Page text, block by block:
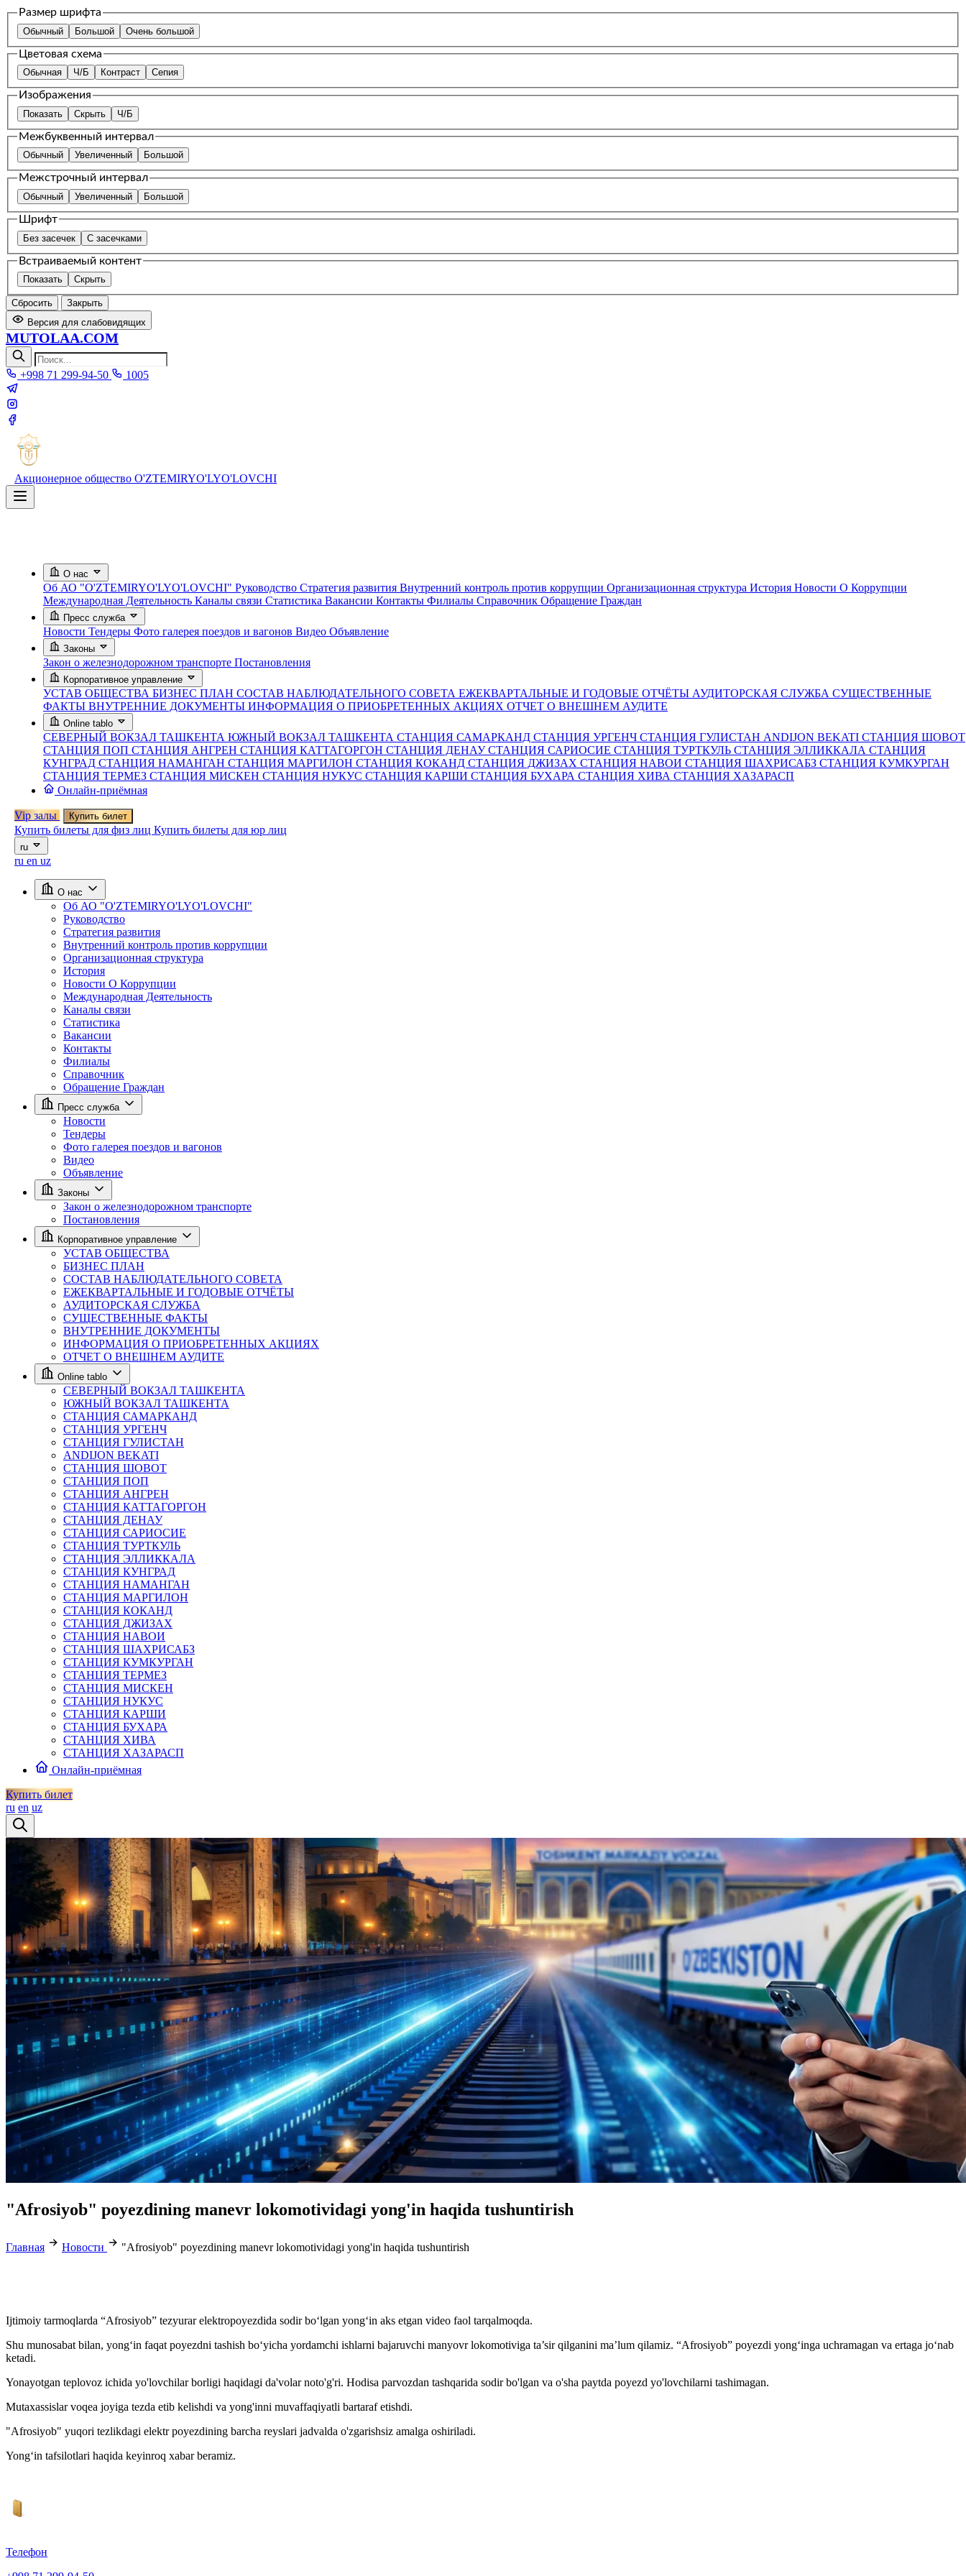
Размер шрифта
Обычный Большой Очень большой
Цветовая схема
Обычная Ч/Б Контраст Сепия
Изображения
Показать Скрыть Ч/Б
Межбуквенный интервал
Обычный Увеличенный Большой
Межстрочный интервал
Обычный Увеличенный Большой
Шрифт
Без засечек С засечками
Встраиваемый контент
Показать Скрыть
Сбросить
Закрыть
Версия для слабовидящих
MUTOLAA.COM
+998 71 299-94-50 1005
Акционерное общество O'ZTEMIRYO'LYO'LOVCHI
О нас
Об АО "O'ZTEMIRYO'LYO'LOVCHI" Руководство Стратегия развития Внутренний контроль против коррупции Организационная структура История Новости О Коррупции
Международная Деятельность Каналы связи Статистика Вакансии Контакты Филиалы Справочник Обращение Граждан
Пресс служба
Новости Тендеры Фото галерея поездов и вагонов Видео Объявление
Законы
Закон о железнодорожном транспорте Постановления
Корпоративное управление
УСТАВ ОБЩЕСТВА БИЗНЕС ПЛАН СОСТАВ НАБЛЮДАТЕЛЬНОГО СОВЕТА ЕЖЕКВАРТАЛЬНЫЕ И ГОДОВЫЕ ОТЧЁТЫ АУДИТОРСКАЯ СЛУЖБА СУЩЕСТВЕННЫЕ
ФАКТЫ ВНУТРЕННИЕ ДОКУМЕНТЫ ИНФОРМАЦИЯ О ПРИОБРЕТЕННЫХ АКЦИЯХ ОТЧЕТ О ВНЕШНЕМ АУДИТЕ
Online tablo
СЕВЕРНЫЙ ВОКЗАЛ ТАШКЕНТА ЮЖНЫЙ ВОКЗАЛ ТАШКЕНТА СТАНЦИЯ САМАРКАНД СТАНЦИЯ УРГЕНЧ СТАНЦИЯ ГУЛИСТАН ANDIJON BEKATI СТАНЦИЯ ШОВОТ
СТАНЦИЯ ПОП СТАНЦИЯ АНГРЕН СТАНЦИЯ КАТТАГОРГОН СТАНЦИЯ ДЕНАУСТАНЦИЯ САРИОСИЕ СТАНЦИЯ ТУРТКУЛЬ СТАНЦИЯ ЭЛЛИККАЛА СТАНЦИЯ
КУНГРАД СТАНЦИЯ НАМАНГАН СТАНЦИЯ МАРГИЛОН СТАНЦИЯ КОКАНД СТАНЦИЯ ДЖИЗАХ СТАНЦИЯ НАВОИ СТАНЦИЯ ШАХРИСАБЗ СТАНЦИЯ КУМКУРГАН
СТАНЦИЯ ТЕРМЕЗ СТАНЦИЯ МИСКЕН СТАНЦИЯ НУКУС СТАНЦИЯ КАРШИ СТАНЦИЯ БУХАРА СТАНЦИЯ ХИВА СТАНЦИЯ ХАЗАРАСП
Онлайн-приёмная
Vip залы Купить билет
Купить билеты для физ лиц Купить билеты для юр лиц
ru
ru en uz
О нас
Об АО "O'ZTEMIRYO'LYO'LOVCHI"
Руководство
Стратегия развития
Внутренний контроль против коррупции
Организационная структура
История
Новости О Коррупции
Международная Деятельность
Каналы связи
Статистика
Вакансии
Контакты
Филиалы
Справочник
Обращение Граждан
Пресс служба
Новости
Тендеры
Фото галерея поездов и вагонов
Видео
Объявление
Законы
Закон о железнодорожном транспорте
Постановления
Корпоративное управление
УСТАВ ОБЩЕСТВА
БИЗНЕС ПЛАН
СОСТАВ НАБЛЮДАТЕЛЬНОГО СОВЕТА
ЕЖЕКВАРТАЛЬНЫЕ И ГОДОВЫЕ ОТЧЁТЫ
АУДИТОРСКАЯ СЛУЖБА
СУЩЕСТВЕННЫЕ ФАКТЫ
ВНУТРЕННИЕ ДОКУМЕНТЫ
ИНФОРМАЦИЯ О ПРИОБРЕТЕННЫХ АКЦИЯХ
ОТЧЕТ О ВНЕШНЕМ АУДИТЕ
Online tablo
СЕВЕРНЫЙ ВОКЗАЛ ТАШКЕНТА
ЮЖНЫЙ ВОКЗАЛ ТАШКЕНТА
СТАНЦИЯ САМАРКАНД
СТАНЦИЯ УРГЕНЧ
СТАНЦИЯ ГУЛИСТАН
ANDIJON BEKATI
СТАНЦИЯ ШОВОТ
СТАНЦИЯ ПОП
СТАНЦИЯ АНГРЕН
СТАНЦИЯ КАТТАГОРГОН
СТАНЦИЯ ДЕНАУ
СТАНЦИЯ САРИОСИЕ
СТАНЦИЯ ТУРТКУЛЬ
СТАНЦИЯ ЭЛЛИККАЛА
СТАНЦИЯ КУНГРАД
СТАНЦИЯ НАМАНГАН
СТАНЦИЯ МАРГИЛОН
СТАНЦИЯ КОКАНД
СТАНЦИЯ ДЖИЗАХ
СТАНЦИЯ НАВОИ
СТАНЦИЯ ШАХРИСАБЗ
СТАНЦИЯ КУМКУРГАН
СТАНЦИЯ ТЕРМЕЗ
СТАНЦИЯ МИСКЕН
СТАНЦИЯ НУКУС
СТАНЦИЯ КАРШИ
СТАНЦИЯ БУХАРА
СТАНЦИЯ ХИВА
СТАНЦИЯ ХАЗАРАСП
Онлайн-приёмная
Купить билет
ru en uz
"Afrosiyob" poyezdining manevr lokomotividagi yong'in haqida tushuntirish
Главная Новости "Afrosiyob" poyezdining manevr lokomotividagi yong'in haqida tushuntirish
Ijtimoiy tarmoqlarda “Afrosiyob” tezyurar elektropoyezdida sodir bo‘lgan yong‘in aks etgan video faol tarqalmoqda.
Shu munosabat bilan, yong‘in faqat poyezdni tashish bo‘yicha yordamchi ishlarni bajaruvchi manyovr lokomotiviga ta’sir qilganini ma’lum qilamiz. “Afrosiyob” poyezdi yong‘inga uchramagan va ertaga jo‘nab
ketadi.
Yonayotgan teplovoz ichida yo'lovchilar borligi haqidagi da'volar noto'g'ri. Hodisa parvozdan tashqarida sodir bo'lgan va o'sha paytda poyezd yo'lovchilarni tashimagan.
Mutaxassislar voqea joyiga tezda etib kelishdi va yong'inni muvaffaqiyatli bartaraf etishdi.
"Afrosiyob" yuqori tezlikdagi elektr poyezdining barcha reyslari jadvalda o'zgarishsiz amalga oshiriladi.
Yong‘in tafsilotlari haqida keyinroq xabar beramiz.
Телефон